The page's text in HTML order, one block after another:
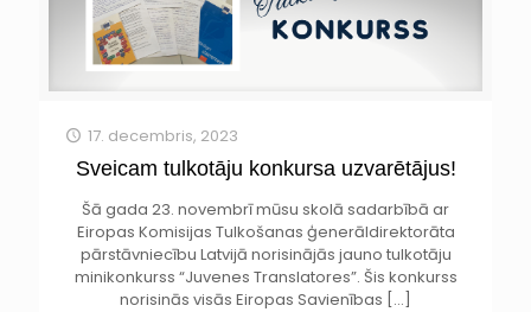
17. decembris, 2023
Sveicam tulkotāju konkursa uzvarētājus!
Šā gada 23. novembrī mūsu skolā sadarbībā ar
Eiropas Komisijas Tulkošanas ģenerāldirektorāta
pārstāvniecību Latvijā norisinājās jauno tulkotāju
minikonkurss “Juvenes Translatores”. Šis konkurss
norisinās visās Eiropas Savienības […]